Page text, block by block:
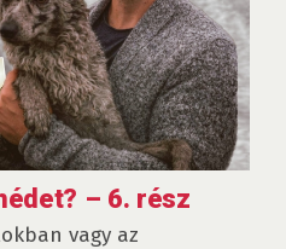
– 6. rész
vagy az